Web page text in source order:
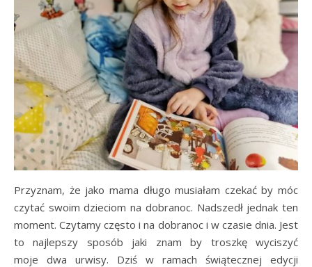
Przyznam, że jako mama długo musiałam czekać by móc
czytać swoim dzieciom na dobranoc. Nadszedł jednak ten
moment. Czytamy często i na dobranoc i w czasie dnia. Jest
to najlepszy sposób jaki znam by troszkę wyciszyć
moje dwa urwisy. Dziś w ramach świątecznej edycji